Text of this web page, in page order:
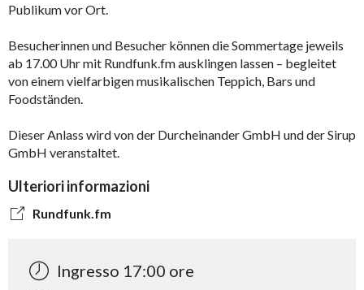
Publikum vor Ort.
Besucherinnen und Besucher können die Sommertage jeweils
ab 17.00 Uhr mit Rundfunk.fm ausklingen lassen – begleitet
von einem vielfarbigen musikalischen Teppich, Bars und
Foodständen.
Dieser Anlass wird von der Durcheinander GmbH und der Sirup
GmbH veranstaltet.
Ulteriori informazioni
Rundfunk.fm
Ingresso 17:00 ore